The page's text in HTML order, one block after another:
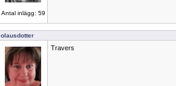
Antal inlägg: 59
olausdotter
Travers